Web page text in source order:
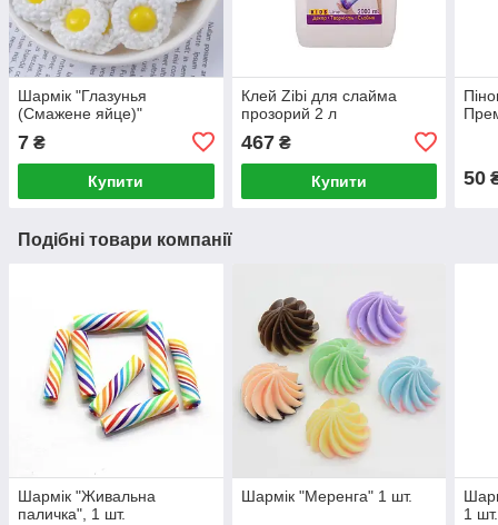
Шармік "Глазунья
(Смажене яйце)"
7 ₴
Купити
Клей Zibi для слайма
прозорий 2 л
467₴
Купити 50
Подібні товари компанії
Шармік "Живальна
паличка", 1 шт.
Шармік "Меренга" 1 шт.
1 шт.